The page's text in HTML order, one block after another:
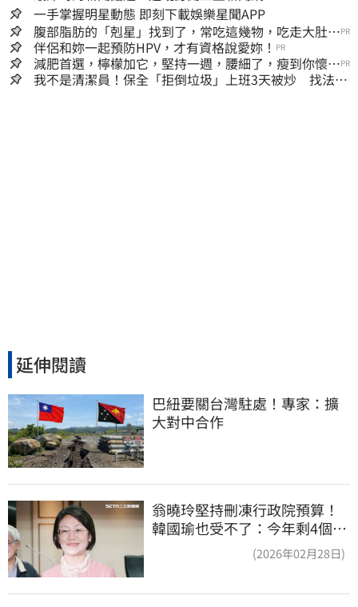
一手掌握明星動態 即刻下載娛樂星聞APP
腹部脂肪的「剋星」找到了，常吃這幾物，吃走大肚
囊，瘦出小蠻腰
PR
伴侶和妳一起預防HPV，才有資格說愛妳！ PR
減肥首選，檸檬加它，堅持一週，腰細了，瘦到你懷疑
人生
PR
我不是清潔員！保全「拒倒垃圾」上班3天被炒 找法院
延伸閱讀
巴紐要關台灣駐處！專家：擴
大對中合作
翁曉玲堅持刪凍行政院預算！
韓國瑜也受不了：今年剩4個月
(2026年02月28日)